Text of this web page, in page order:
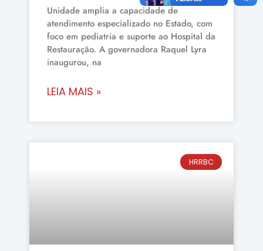
Unidade amplia a capacidade de
atendimento especializado no Estado, com
foco em pediatria e suporte ao Hospital da
Restauração. A governadora Raquel Lyra
inaugurou, na
LEIA MAIS »
HRRBC